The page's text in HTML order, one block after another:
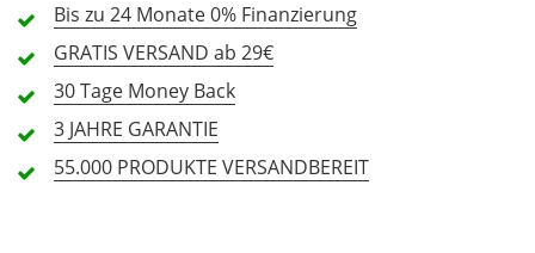
2 Sterne
1 Sterne
Alle Sprachen
Bis zu 24 Monate0% Finanzierung
GRATIS VERSAND ab 29€
30 Tage Money Back
3 JAHRE GARANTIE
55.000 PRODUKTE VERSANDBEREIT